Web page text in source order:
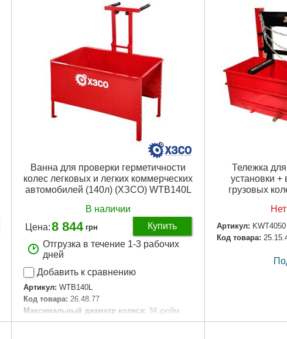
150-500 мм
700 мм
50 мм
Рабочее давление в системе:
Размеры: 815х1240х1545 мм
137 кг
Ø колеса:
15-24''
Подробнее...
Ванна для проверки герметичности
колес легковых и легких коммерческих
автомобилей (140л) (ХЗСО) WTB140L
В наличии
Цена:8 844 грн
Купить
Отгрузка в течение 1-3 рабочих
дней
Добавить к сравнению
Артикул: WTB140L
Код товара: 26.48.77
Максимальный диаметр колеса: 34 дюйм
Высота: 1248 мм
Тележка
установки +
грузовых
Артикул: KWT4050
Код товара: